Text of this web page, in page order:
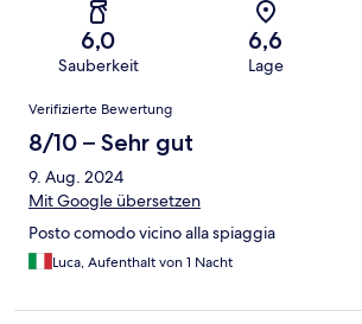
6,0
Sauberkeit
6,6
Lage
Bewertungen
Verifizierte Bewertung
8/10 – Sehr gut
9. Aug. 2024
Mit Google übersetzen
Posto comodo vicino alla spiaggia
Luca, Aufenthalt von 1 Nacht